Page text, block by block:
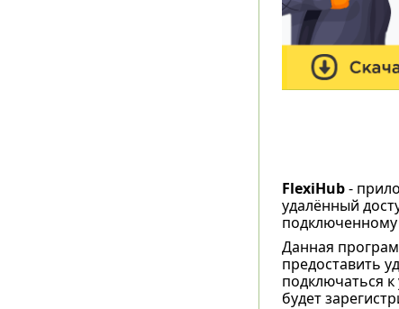
FlexiHub-
удалённый
Данная
предоставить
подключаться
будет